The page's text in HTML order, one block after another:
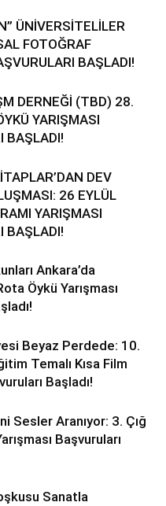
ÜNİVERSİTELİLER
FOTOĞRAF
BAŞLADI!
DERNEĞİ (TBD) 28.
YARIŞMASI
BAŞLADI!
DEV
26 EYLÜL
YARIŞMASI
BAŞLADI!
Ankara’da
Öykü Yarışması
Beyaz Perdede: 10.
Temalı Kısa Film
Başladı!
Sesler Aranıyor: 3. Çığ
Başvuruları
Sanatla